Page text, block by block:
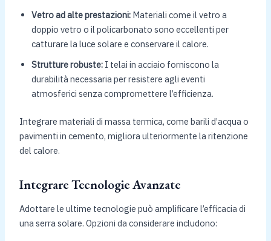
Vetro ad alte prestazioni:Materiali come il vetro a
doppio vetro o il policarbonato sono eccellenti per
catturare la luce solare e conservare il calore.
Strutture robuste:I telai in acciaio forniscono la
durabilità necessaria per resistere agli eventi
atmosferici senza compromettere l’efficienza.
Integrare materiali di massa termica, come barili d’acqua o
pavimenti in cemento, migliora ulteriormente la ritenzione
del calore.
Integrare Tecnologie Avanzate
Adottare le ultime tecnologie può amplificare l’efficacia di
una serra solare. Opzioni da considerare includono: